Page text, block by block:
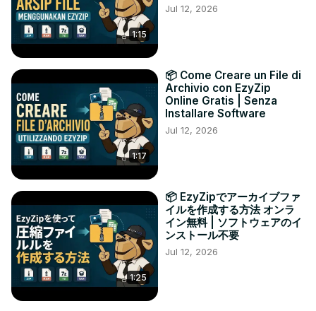
1:15
Jul 12, 2026
1:17
📦 Come Creare un File di
Archivio con EzyZip
Online Gratis | Senza
Installare Software
Jul 12, 2026
1:25
📦 EzyZipでアーカイブファ
イルを作成する方法 オンラ
イン無料 | ソフトウェアのイ
ンストール不要
Jul 12, 2026